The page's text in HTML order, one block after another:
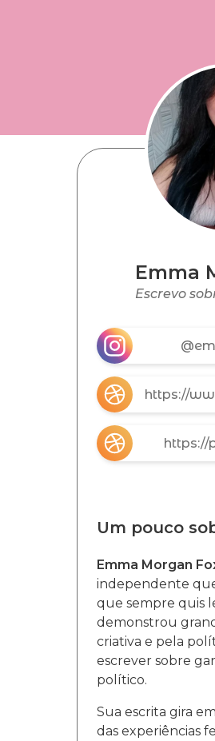
Emma
Escrevo
https://
Um pouco
Emma Morgan
independente
que sempre quis
demonstrou
criativa e pela
escrever sobre
político.
Sua escrita gira
das experiências